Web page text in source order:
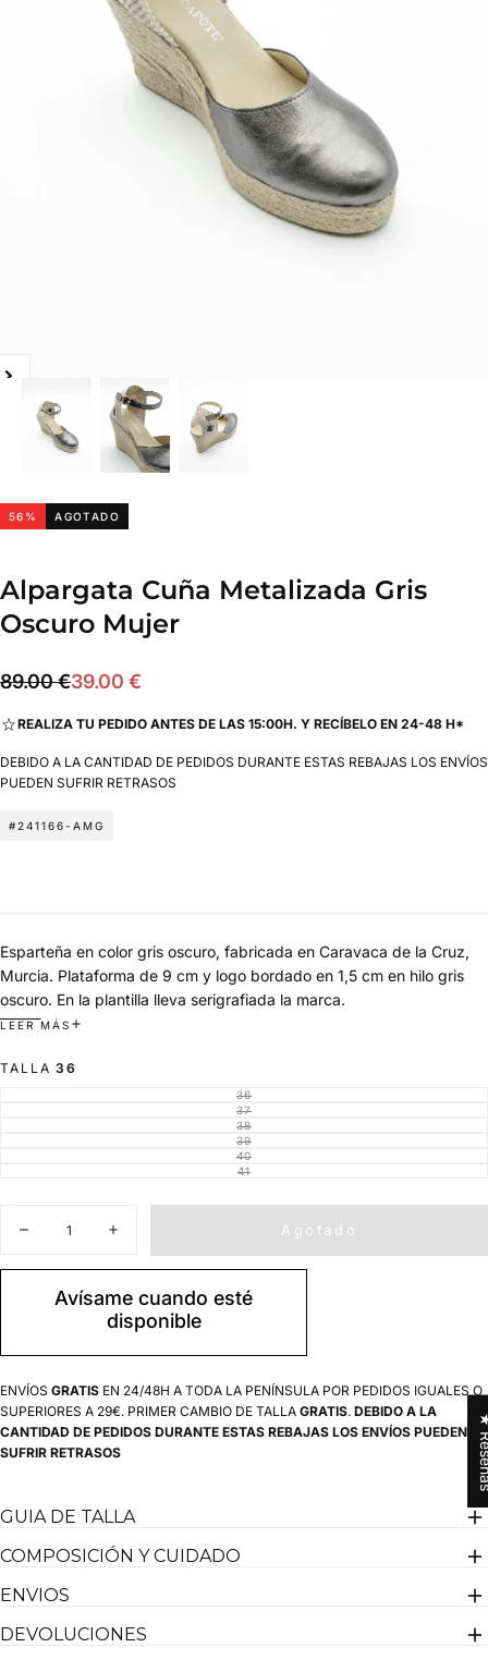
56 % AGOTADO
Alpargata Cuña Metalizada Gris
Oscuro Mujer
39.00
Precio
89.00 €Precio
39.00 €
REALIZA TU PEDIDO ANTES DE LAS 15:00H. Y RECÍBELO EN 24-48 H*
DEBIDO A LA CANTIDAD DE PEDIDOS DURANTE ESTAS REBAJAS LOS ENVÍOS
PUEDEN SUFRIR RETRASOS
#241166-AMG
Esparteña en color gris oscuro, fabricada en Caravaca de la Cruz,
Murcia. Plataforma de 9 cm y logo bordado en 1,5 cm en hilo gris
oscuro. En la plantilla lleva serigrafiada la marca.
El diseño único de estas alpargatas de doble yute hechas de lona
cualquier evento.
COLOR PIEL: PLATA
MATERIAL SUELA: CAUCHO
ALTURA TOTAL: 9CM
LEER MÁS
TALLA 36
36VARIANTE
AGOTADA
O
NO
DISPONIBLE
37VARIANTE
AGOTADA
O
NO
DISPONIBLE
38VARIANTE
AGOTADA
O
NO
DISPONIBLE
39VARIANTE
AGOTADA
O
NO
40VARIANTE
AGOTADA
DISPONIBLE
41VARIANTE
NO
Disminuir
para
Alpargata
Cuña
Oscuro
Aumentar
cantidad
para
Cuña
Metalizada
Oscuro
Agotado
Avísame cuando esté
disponible
ENVÍOS GRATIS EN 24/48H A TODA LA PENÍNSULA POR PEDIDOS IGUALES O
SUPERIORES A 29€. PRIMER CAMBIO DE TALLA GRATIS. DEBIDO A LA
CANTIDAD DE PEDIDOS DURANTE ESTAS REBAJAS LOS ENVÍOS PUEDEN
SUFRIR RETRASOS
GUIA DE TALLA
COMPOSICIÓN Y CUIDADO
ENVIOS
DEVOLUCIONES
★